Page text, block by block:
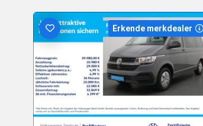
Erkende merkdealer